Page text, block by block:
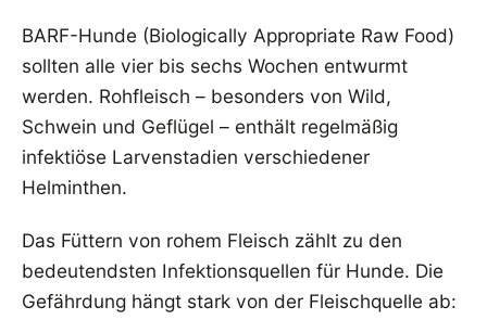
BARF-Hunde (Biologically Appropriate Raw Food)
sollten alle vier bis sechs Wochen entwurmt
werden. Rohfleisch – besonders von Wild,
Schwein und Geflügel – enthält regelmäßig
infektiöse Larvenstadien verschiedener
Helminthen.
Das Füttern von rohem Fleisch zählt zu den
bedeutendsten Infektionsquellen für Hunde. Die
Gefährdung hängt stark von der Fleischquelle ab: